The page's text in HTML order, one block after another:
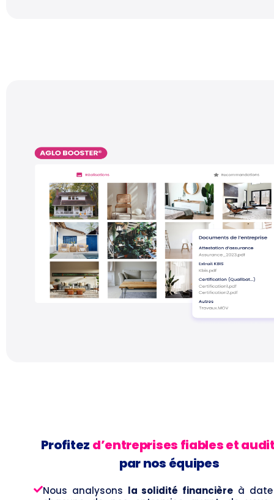
Profitez d’entreprises fiables et
par nos équipes
Nous analysons la solidité financière à